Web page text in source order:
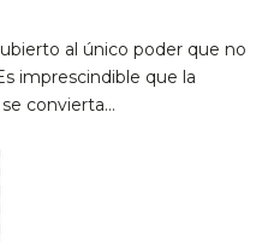
al único poder que no
imprescindible que la
convierta…